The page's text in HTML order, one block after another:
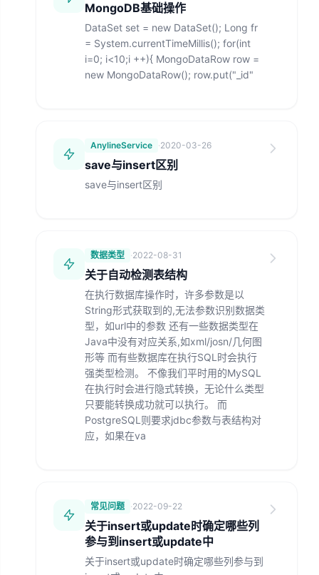
MongoDB基础操作
DataSet set = new DataSet(); Long fr
= System.currentTimeMillis(); for(int
i=0; i<10;i ++){ MongoDataRow row =
new MongoDataRow(); row.put("_id"
AnylineService ·2020-03-26
save与insert区别
save与insert区别
数据类型 ·2022-08-31
关于自动检测表结构
在执行数据库操作时，许多参数是以
String形式获取到的,无法参数识别数据类
型，如url中的参数 还有一些数据类型在
Java中没有对应关系,如xml/josn/几何图
形等 而有些数据库在执行SQL时会执行
强类型检测。 不像我们平时用的MySQL
在执行时会进行隐式转换，无论什么类型
只要能转换成功就可以执行。 而
PostgreSQL则要求jdbc参数与表结构对
应，如果在va
常见问题 ·2022-09-22
关于insert或update时确定哪些列
参与到insert或update中
关于insert或update时确定哪些列参与到